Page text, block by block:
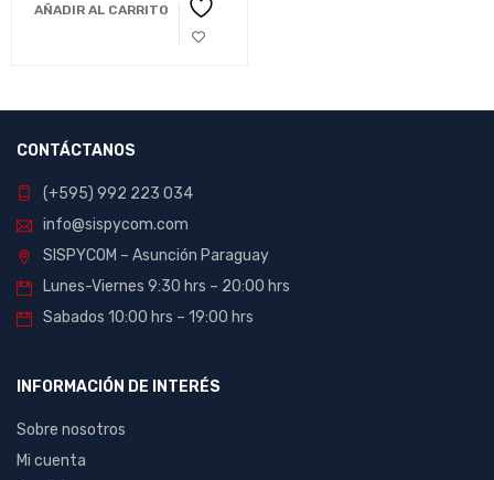
AÑADIR AL CARRITO
CONTÁCTANOS
(+595) 992 223 034
info@sispycom.com
SISPYCOM – Asunción Paraguay
Lunes-Viernes 9:30 hrs – 20:00 hrs
Sabados 10:00 hrs – 19:00 hrs
INFORMACIÓN DE INTERÉS
Sobre nosotros
Mi cuenta